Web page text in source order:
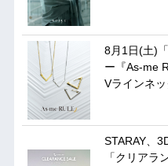
8月1日(土)
ー『As-me
Vラインネ
STARAY、
「クリアラ